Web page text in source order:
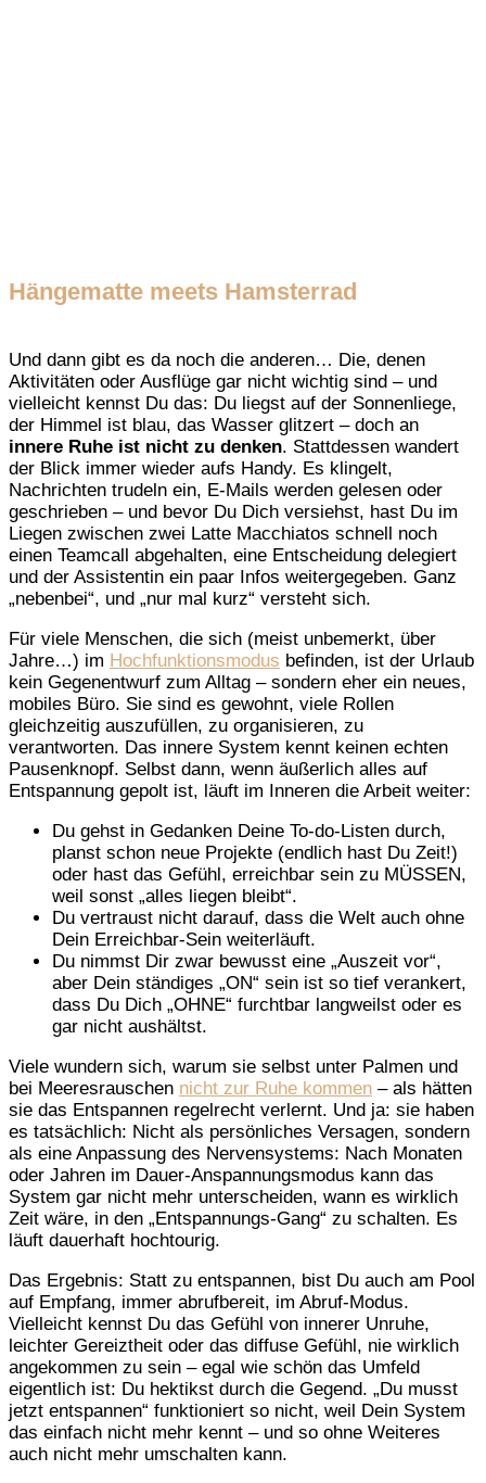
Hängematte meets Hamsterrad
Und dann gibt es da noch die anderen… Die, denen
Aktivitäten oder Ausflüge gar nicht wichtig sind – und
vielleicht kennst Du das: Du liegst auf der Sonnenliege,
der Himmel ist blau, das Wasser glitzert – doch an
innere Ruhe ist nicht zu denken. Stattdessen wandert
der Blick immer wieder aufs Handy. Es klingelt,
Nachrichten trudeln ein, E-Mails werden gelesen oder
geschrieben – und bevor Du Dich versiehst, hast Du im
Liegen zwischen zwei Latte Macchiatos schnell noch
einen Teamcall abgehalten, eine Entscheidung delegiert
und der Assistentin ein paar Infos weitergegeben. Ganz
„nebenbei“, und „nur mal kurz“ versteht sich.
Für viele Menschen, die sich (meist unbemerkt, über
Jahre…) im Hochfunktionsmodus befinden, ist der Urlaub
kein Gegenentwurf zum Alltag – sondern eher ein neues,
mobiles Büro. Sie sind es gewohnt, viele Rollen
gleichzeitig auszufüllen, zu organisieren, zu
verantworten. Das innere System kennt keinen echten
Pausenknopf. Selbst dann, wenn äußerlich alles auf
Entspannung gepolt ist, läuft im Inneren die Arbeit weiter:
Du gehst in Gedanken Deine To-do-Listen durch,
planst schon neue Projekte (endlich hast Du Zeit!)
oder hast das Gefühl, erreichbar sein zu MÜSSEN,
weil sonst „alles liegen bleibt“.
Du vertraust nicht darauf, dass die Welt auch ohne
Dein Erreichbar-Sein weiterläuft.
Du nimmst Dir zwar bewusst eine „Auszeit vor“,
aber Dein ständiges „ON“ sein ist so tief verankert,
dass Du Dich „OHNE“ furchtbar langweilst oder es
gar nicht aushältst.
Viele wundern sich, warum sie selbst unter Palmen und
bei Meeresrauschen nicht zur Ruhe kommen – als hätten
sie das Entspannen regelrecht verlernt. Und ja: sie haben
es tatsächlich: Nicht als persönliches Versagen, sondern
als eine Anpassung des Nervensystems: Nach Monaten
oder Jahren im Dauer-Anspannungsmodus kann das
System gar nicht mehr unterscheiden, wann es wirklich
Zeit wäre, in den „Entspannungs-Gang“ zu schalten. Es
läuft dauerhaft hochtourig.
Das Ergebnis: Statt zu entspannen, bist Du auch am Pool
auf Empfang, immer abrufbereit, im Abruf-Modus.
Vielleicht kennst Du das Gefühl von innerer Unruhe,
leichter Gereiztheit oder das diffuse Gefühl, nie wirklich
angekommen zu sein – egal wie schön das Umfeld
eigentlich ist: Du hektikst durch die Gegend. „Du musst
jetzt entspannen“ funktioniert so nicht, weil Dein System
das einfach nicht mehr kennt – und so ohne Weiteres
auch nicht mehr umschalten kann.